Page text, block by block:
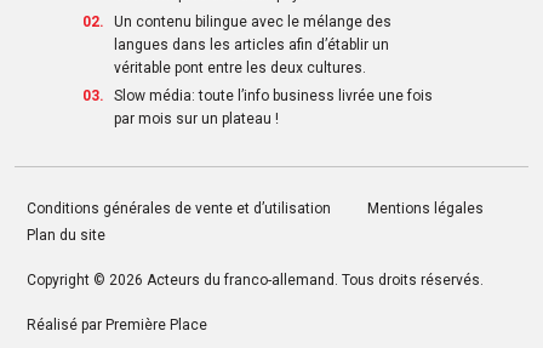
Un contenu bilingue avec le mélange des
langues dans les articles afin d’établir un
véritable pont entre les deux cultures.
Slow média: toute l’info business livrée une fois
par mois sur un plateau !
Conditions générales de vente et d’utilisation
Mentions légales
Plan du site
Copyright © 2026 Acteurs du franco-allemand . Tous droits réservés.
Réalisé par Première Place